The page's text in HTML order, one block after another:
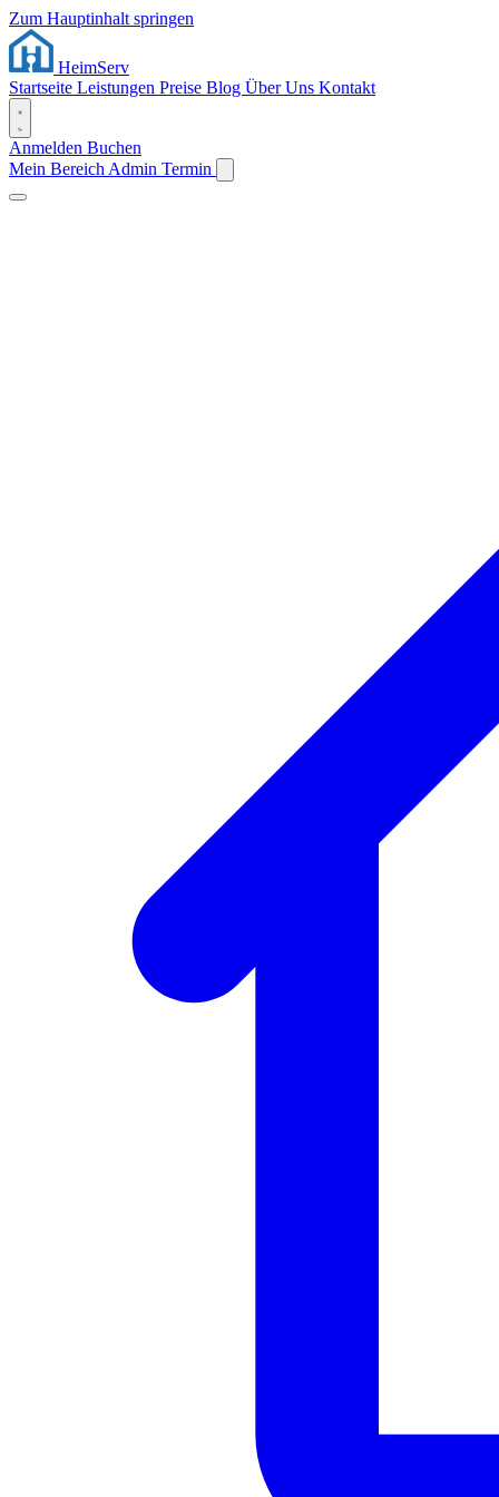
Zum Hauptinhalt springen
HeimServ
Startseite Leistungen Preise Blog Über Uns Kontakt
Anmelden Buchen
Mein Bereich Admin Termin